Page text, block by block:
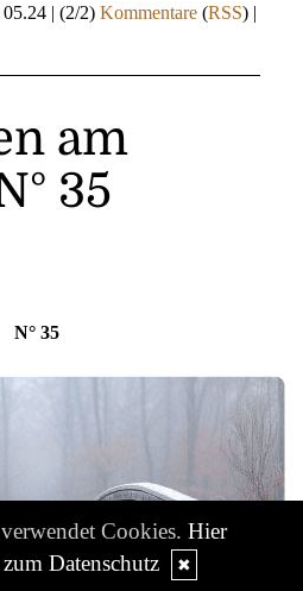
05.24 | (2/2) Kommentare (RSS) |
am
35
N° 35
Cookies. Hier
Datenschutz
✖